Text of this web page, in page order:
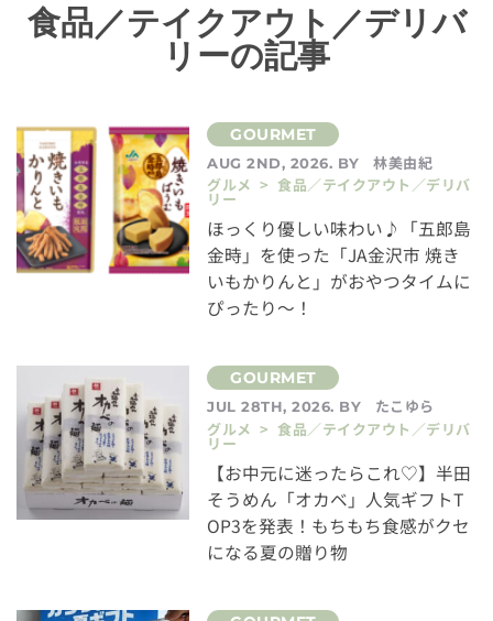
食品／テイクアウト／デリバ
リーの記事
AUG 2ND, 2026. BY
林美由紀
グルメ > 食品／テイクアウト／デリバ
リー
ほっくり優しい味わい♪「五郎島
金時」を使った「JA金沢市 焼き
いもかりんと」がおやつタイムに
ぴったり～！
JUL 28TH, 2026. BY
たこゆら
グルメ > 食品／テイクアウト／デリバ
リー
【お中元に迷ったらこれ♡】半田
そうめん「オカベ」人気ギフトT
OP3を発表！もちもち食感がクセ
になる夏の贈り物